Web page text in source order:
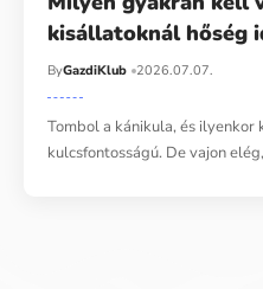
kisállatoknál hőség
ByGazdiKlub 2026.07.07.
Tombol a kánikula, és
kulcsfontosságú. De vajon